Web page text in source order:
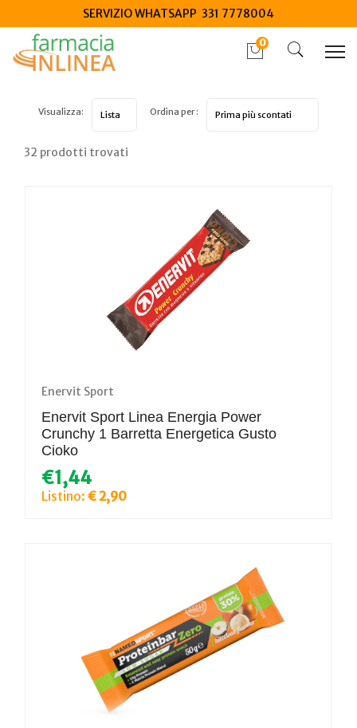
SERVIZIO WHATSAPP 331 7778004
0
32 prodotti trovati
Visualizza: Ordina per :
Enervit Sport
Enervit Sport Linea Energia Power
Crunchy 1 Barretta Energetica Gusto
Cioko
€1,44
Listino: € 2,90